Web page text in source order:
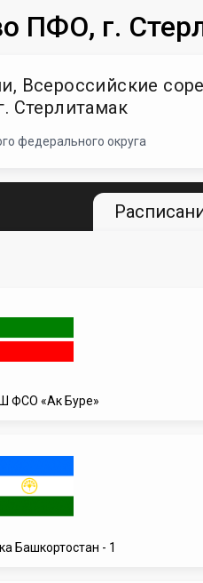
ПФО, г.
Всероссийские
Стерлитамак
федерального округа
ФСО «Ак Буре»
Башкортостан - 1